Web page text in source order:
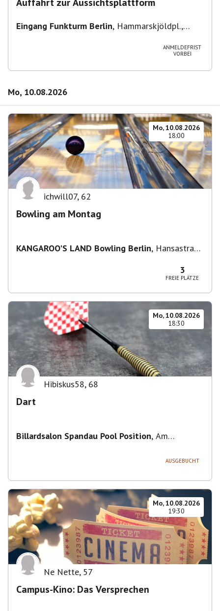
Eingang Funkturm Berlin, Hammarskjöldpl.,
ANMELDEFRIST
VORBEI
Mo, 10.08.2026
Mo, 10.08.2026
18:00
ichwill07, 62
Bowling am Montag
KANGAROO'S LAND Bowling Berlin, Hansastraße
3
FREIE PLÄTZE
Mo, 10.08.2026
18:30
Hibiskus58, 68
Dart
Billardsalon Spandau Pool Position, Am
AUSGEBUCHT
Mo, 10.08.2026
19:30
Ne Nette, 57
Campus-Kino: Das Versprechen